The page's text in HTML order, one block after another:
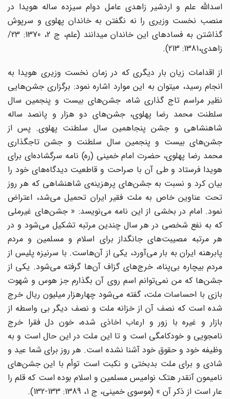
اسدالله علم و اردشیر زاهدی عامل دوام سیزده ساله هویدا در
منصب نخست ­وزیری را نه نگفتن به خاندان پهلوی و سرپوش
گذاشتن به فسادهای این خاندان می­دانند (علم، ج 2، 1370: 23/
زاهدی،1381: 213).
از اقدامات زیان بار دیگری که در زمان نخست وزیری هویدا به
انجام رسید، می­توان به این موارد اشاره نمود: برگزاری جشن‌هایی
نظیر مراسم تاج گذاری شاه، جشن‌های بیست و پنجمین سال
سلطنت محمد رضا پهلوی، جشن‌های دو هزار و پانصد ساله
شاهنشاهی و جشن پنجاهمین سال سلطنت پهلوی. پس از
جشن‌های بیست و پنجمین سال سلطنت و جشن تاجگذاری
محمد رضا پهلوی، حضرت امام خمینی (ره) نامه سرگشاده‌ای برای
هویدا فرستاد و طی آن با صراحت و قاطعیت دیدگاه‌های خود را
بیان کرد و نسبت به جشن‌های پرهزینه‌ی شاهنشاهی که هر روز
تحت عناوین خاص به ملت فقیر ایران تحمیل می‌شد، اعتراض
نمود. امام در بخشی از این نامه می‌نویسد: « جشن‌های غیرملی
که به نفع شخصی در هر سال چندین مرتبه تشکیل می‌شود و در
هر مرتبه مصیبت‌های جانگداز برای اسلام و مسلمین و مردم
پابرهنه ایران به بار می‌آورد، یکی از آن‌هاست. با سرنیزه پلیس از
مردم بیچاره بی‌پناه، خرج‌های گزاف آن‌ها گرفته می‌شود. یکی از
جشن‌ها که من نمی‌توانم اسم روی آن بگذارم جز هوس و شهوت
بازی با احساسات ملت، گفته می‌شود چهارهزار میلیون ریال خرج
شده است که نصف آن از خزانه ملت و نصف دیگر بی واسطه از
بازار و غیره با زور و ارعاب اخاذی شده، خون دل فقرا خرج
نامجویی و خودکامگی است و تا این ملت در این حال است و به
وظیفه خود و حقوق خود آشنا نشده است. هر روز برای شما عید و
شادی و برای ملت بدبختی و نکبت است توأم با این جشن‌های
نامیمون آنقدر هتک نوامیس مسلمین و اسلام بوده است که قلم را
عار است از ذکر آن » (موسوی خمینی، ج 1، 1389: 133-132).